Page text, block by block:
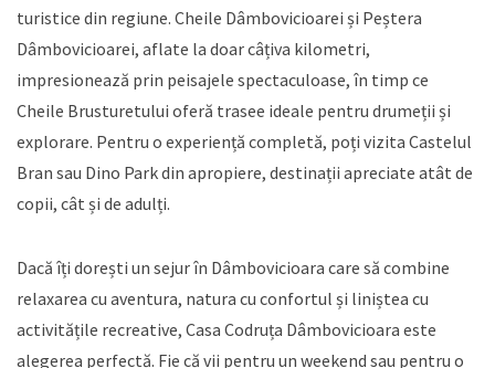
turistice din regiune. Cheile Dâmbovicioarei și Peștera
Dâmbovicioarei, aflate la doar câțiva kilometri,
impresionează prin peisajele spectaculoase, în timp ce
Cheile Brusturetului oferă trasee ideale pentru drumeții și
explorare. Pentru o experiență completă, poți vizita Castelul
Bran sau Dino Park din apropiere, destinații apreciate atât de
copii, cât și de adulți.
Dacă îți dorești un sejur în Dâmbovicioara care să combine
relaxarea cu aventura, natura cu confortul și liniștea cu
activitățile recreative, Casa Codruța Dâmbovicioara este
alegerea perfectă. Fie că vii pentru un weekend sau pentru o